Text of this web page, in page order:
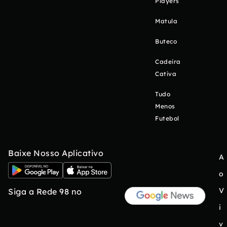
Matula
Buteco
Cadeira
Cativa
Tudo
Menos
Futebol
Baixe Nosso Aplicativo
Siga a Rede 98 no
A
o
V
i
v